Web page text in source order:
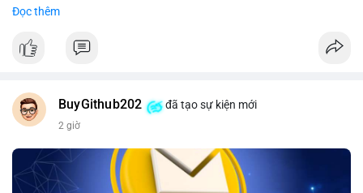
#vlikevn
📰 Nguồn: CoinDesk
Đọc thêm
BuyGithub202 đã tạo sự kiện mới
2 giờ